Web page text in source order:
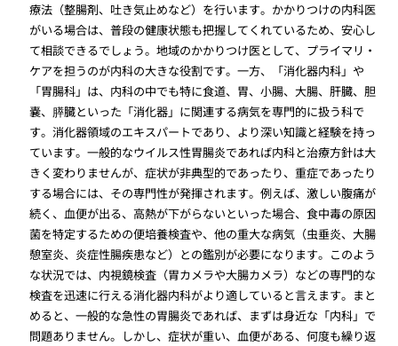
療法（整腸剤、吐き気止めなど）を行います。かかりつけの内科医
がいる場合は、普段の健康状態も把握してくれているため、安心し
て相談できるでしょう。地域のかかりつけ医として、プライマリ・
ケアを担うのが内科の大きな役割です。一方、「消化器内科」や
「胃腸科」は、内科の中でも特に食道、胃、小腸、大腸、肝臓、胆
嚢、膵臓といった「消化器」に関連する病気を専門的に扱う科で
す。消化器領域のエキスパートであり、より深い知識と経験を持っ
ています。一般的なウイルス性胃腸炎であれば内科と治療方針は大
きく変わりませんが、症状が非典型的であったり、重症であったり
する場合には、その専門性が発揮されます。例えば、激しい腹痛が
続く、血便が出る、高熱が下がらないといった場合、食中毒の原因
菌を特定するための便培養検査や、他の重大な病気（虫垂炎、大腸
憩室炎、炎症性腸疾患など）との鑑別が必要になります。このよう
な状況では、内視鏡検査（胃カメラや大腸カメラ）などの専門的な
検査を迅速に行える消化器内科がより適していると言えます。まと
めると、一般的な急性の胃腸炎であれば、まずは身近な「内科」で
問題ありません。しかし、症状が重い、血便がある、何度も繰り返